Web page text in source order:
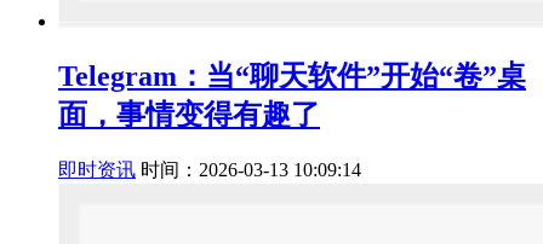
Telegram：当“聊天软件”开始“卷”桌
面，事情变得有趣了
即时资讯 时间：2026-03-13 10:09:14